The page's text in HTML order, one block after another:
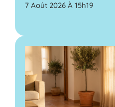
7 Août 2026 À 15h19